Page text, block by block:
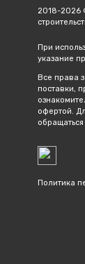
2018-2026
При
указание
Все права
поставки,
офертой.
Политика